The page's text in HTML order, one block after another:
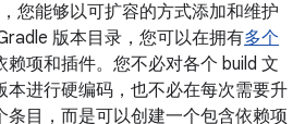
，您能够以可扩容的方式添加和维护
版本目录，您可以在拥有多个
赖项和插件。您不必对各个 build 文
本进行硬编码，也不必在每次需要升
条目，而是可以创建一个包含依赖项